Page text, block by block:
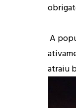
A
atraiu